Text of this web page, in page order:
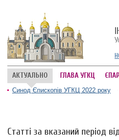
АКТУАЛЬНО ГЛАВА УГКЦ
Синод Єпископів УГКЦ 2022 року
Статті за вказаний період